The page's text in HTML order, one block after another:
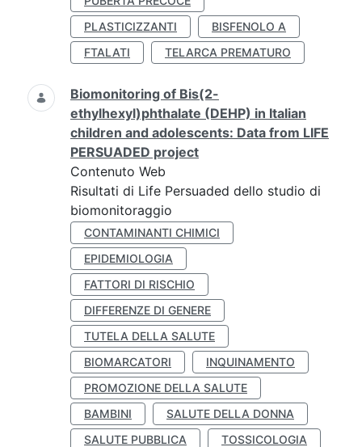
PLASTICIZZANTI
BISFENOLO A
FTALATI
TELARCA PREMATURO
Biomonitoring of Bis(2-
ethylhexyl)phthalate (DEHP) in Italian
children and adolescents: Data from LIFE
PERSUADED project
Contenuto Web
Risultati di Life Persuaded dello studio di
biomonitoraggio
CONTAMINANTI CHIMICI
EPIDEMIOLOGIA
FATTORI DI RISCHIO
DIFFERENZE DI GENERE
TUTELA DELLA SALUTE
BIOMARCATORI
INQUINAMENTO
PROMOZIONE DELLA SALUTE
BAMBINI
SALUTE DELLA DONNA
SALUTE PUBBLICA
TOSSICOLOGIA